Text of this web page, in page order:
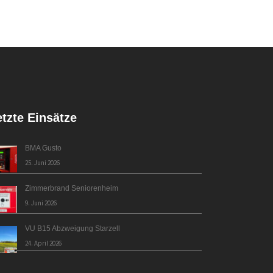
Einsätze
BMA Gusto
25. Juni 2026
Zimmerbrand Seniorenheim
9. Juni 2026
VU B15 Abzweigung Starzell
24. April 2026